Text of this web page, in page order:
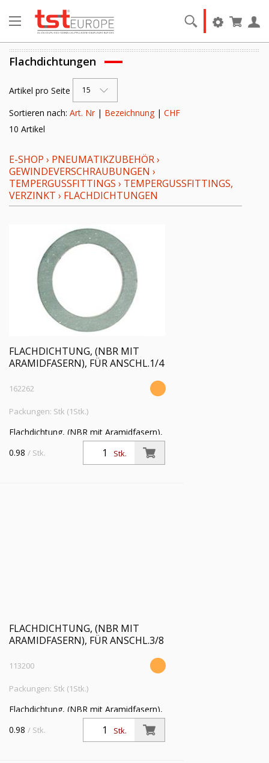
Flachdichtungen
Artikel pro Seite 15
Sortieren nach: Art. Nr| Bezeichnung| CHF
10 Artikel
E-SHOP › PNEUMATIKZUBEHÖR›
GEWINDEVERSCHRAUBUNGEN ›
TEMPERGUSSFITTINGS › TEMPERGUSSFITTINGS,
VERZINKT › FLACHDICHTUNGEN
FLACHDICHTUNG, (NBR MIT
ARAMIDFASERN), FÜR ANSCHL.1/4
162262
Packungen: Stk (1Stk.)
Flachdichtung, (NBR mit Aramidfasern),
für Anschlussgröße (Zoll) 1/4,
Betriebstemperatur -20 °C bis 200 °C
Stk.
0.98 / Stk.
FLACHDICHTUNG, (NBR MIT
ARAMIDFASERN), FÜR ANSCHL.3/8
113200
Packungen: Stk (1Stk.)
Flachdichtung, (NBR mit Aramidfasern),
für Anschlussgröße (Zoll) 3/8,
Betriebstemperatur -20 °C bis 200 °C
Stk.
0.98 / Stk.